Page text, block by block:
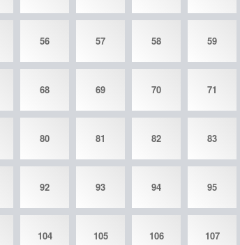
56 57 58 59
68 69 70 71
80 81 82 83
92 93 94 95
104 105 106 107